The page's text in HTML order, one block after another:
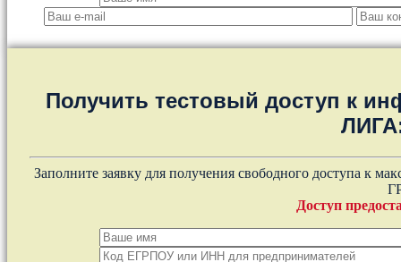
Получить тестовый доступ к
Заполните заявку для получения свободного доступа к
Доступ